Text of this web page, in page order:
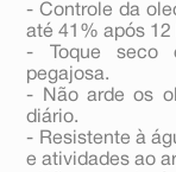
- Controle da
até 41% após 12
- Toque seco
pegajosa.
- Não arde os
diário.
- Resistente à
e atividades ao